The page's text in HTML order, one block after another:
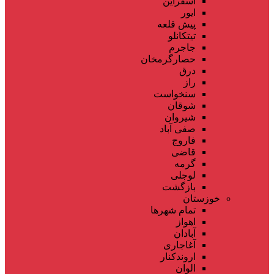
ایور
پیش قلعه
تیتکانلو
جاجرم
حصارگرمخان
درق
راز
سنخواست
شوقان
شیروان
صفی آباد
فاروج
قاضی
گرمه
لوجلی
بازگشت
خوزستان
تمام شهر‌ها
اهواز
آبادان
آغاجاری
اروندکنار
الوان